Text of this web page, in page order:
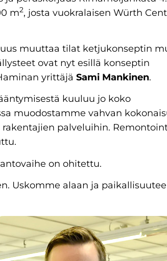
m2, josta vuokralaisen Würth
muuttaa tilat ketjukonseptin
ovat nyt esillä konseptin
yrittäjä Sami Mankinen.
kuuluu jo koko
muodostamme vahvan
palveluihin.
on ohitettu.
Uskomme alaan ja